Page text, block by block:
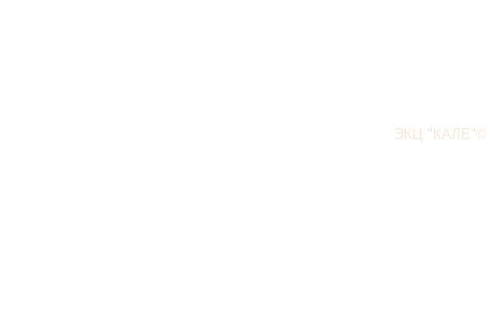
ЭКЦ "КАЛЕ"©